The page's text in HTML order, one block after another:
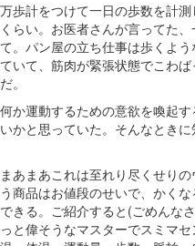
万歩計をつけて一日の歩数を計
くらい。お医者さんが言ってた
て。パン屋の立ち仕事は歩くよ
ていて、筋肉が緊張状態でこわ
だ。
何か運動するための意欲を喚起
いかと思っていた。そんなとき
まあまあこれは至れり尽くせり
う商品はお値段のせいで、かく
できる。ご紹介すると(ごめんな
っと偉そうなマスターでスミマ